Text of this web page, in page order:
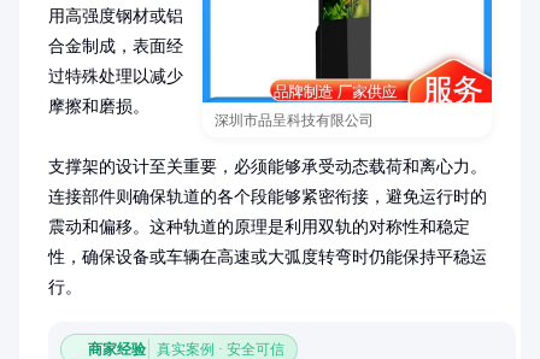
深圳市品呈科技有限公司
用高强度钢材或铝
合金制成，表面经
过特殊处理以减少
摩擦和磨损。
支撑架的设计至关重要，必须能够承受动态载荷和离心力。
连接部件则确保轨道的各个段能够紧密衔接，避免运行时的
震动和偏移。这种轨道的原理是利用双轨的对称性和稳定
性，确保设备或车辆在高速或大弧度转弯时仍能保持平稳运
行。
商家经验 真实案例 · 安全可信